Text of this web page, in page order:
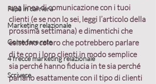
Papà in carriera
Marketing relazionale
Come fare rete
4 frecce marketing relazionale
Scrivere
una linea di comunicazione con i tuoi
clienti (e se non lo sei, leggi l’articolo della
prossima settimana) e dimentichi che
esistono coloro che potrebbero parlare
di te con i loro clienti in modo semplice
sia perché hanno fiducia in te sia perché
parlano esattamente con il tipo di clienti